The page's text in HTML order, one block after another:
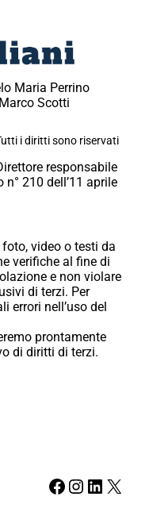
Maria Perrino
Scotti
i diritti sono riservati
responsabile
210 dell’11 aprile
video o testi da
verifiche al fine di
e non violare
di terzi. Per
errori nell’uso del
prontamente
di diritti di terzi.
Facebook Instagram LinkedIn X